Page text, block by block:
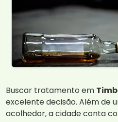
Buscar tratamento em
excelente decisão. Além de
acolhedor, a cidade conta